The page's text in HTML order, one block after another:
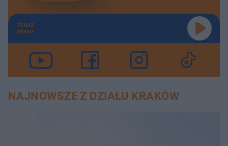
TERAZ
GRAMY
NAJNOWSZE Z DZIAŁU KRAKÓW